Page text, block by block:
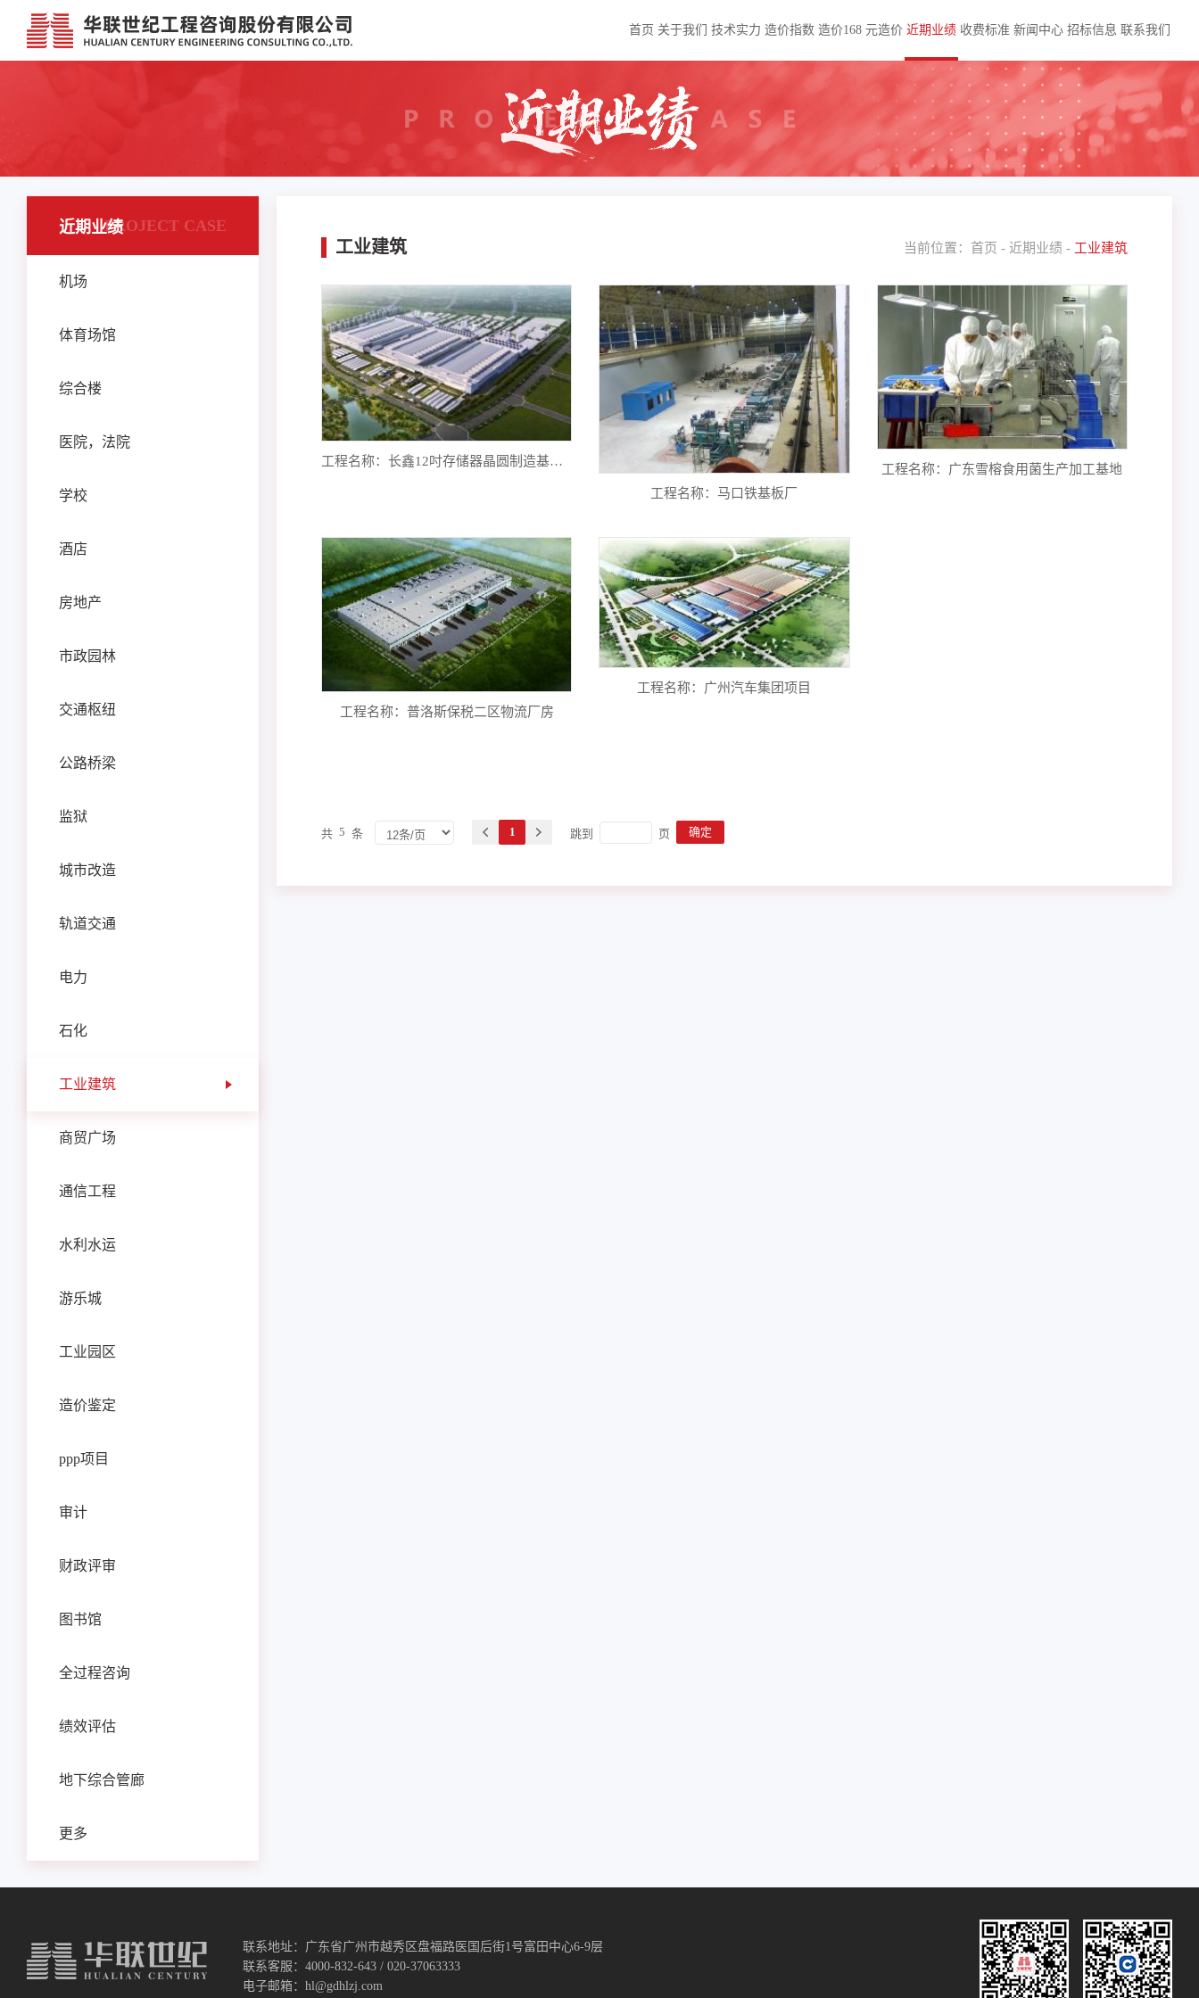
首页 关于我们 技术实力 造价指数 造价168 元造价 近期业绩 收费标准 新闻中心 招标信息 联系我们
近期业绩PROJECT CASE
机场
体育场馆
综合楼
医院，法院
学校
酒店
房地产
市政园林
交通枢纽
公路桥梁
监狱
城市改造
轨道交通
电力
石化
工业建筑
商贸广场
通信工程
水利水运
游乐城
工业园区
造价鉴定
ppp项目
审计
财政评审
图书馆
全过程咨询
绩效评估
地下综合管廊
更多
当前位置： 首页 - 近期业绩 - 工业建筑
工业建筑
工程名称：长鑫12吋存储器晶圆制造基地项目
工程名称：马口铁基板厂
工程名称：广东雪榕食用菌生产加工基地
工程名称：普洛斯保税二区物流厂房
工程名称：广州汽车集团项目
共 5 条 1 跳到 页 确定
联系地址：广东省广州市越秀区盘福路医国后街1号富田中心6-9层
联系客服：4000-832-643 / 020-37063333
电子邮箱：hl@gdhlzj.com